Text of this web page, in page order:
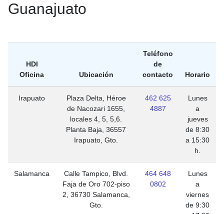
Guanajuato
HDI
Oficina
Ubicación
Teléfono
de
contacto
Horario
Irapuato
Plaza Delta, Héroe
de Nacozari 1655,
locales 4, 5, 5,6.
Planta Baja, 36557
Irapuato, Gto.
462 625
4887
Lunes
a
jueves
de 8:30
a 15:30
h.
Salamanca
Calle Tampico, Blvd.
Faja de Oro 702-piso
2, 36730 Salamanca,
Gto.
464 648
0802
Lunes
a
viernes
de 9:30